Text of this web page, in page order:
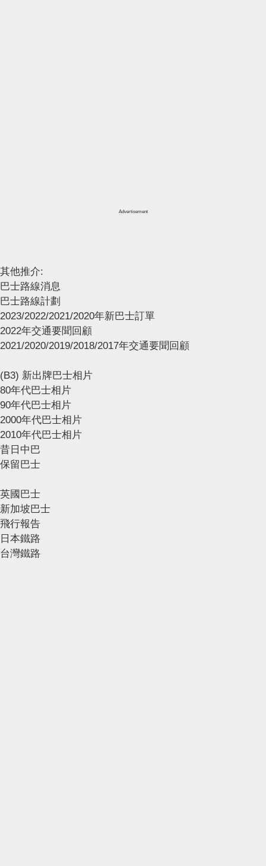
Advertisement
其他推介:
巴士路線消息
巴士路線計劃
2023/2022/2021/2020年新巴士訂單
2022年交通要聞回顧
2021/2020/2019/2018/2017年交通要聞回顧
(B3) 新出牌巴士相片
80年代巴士相片
90年代巴士相片
2000年代巴士相片
2010年代巴士相片
昔日中巴
保留巴士
英國巴士
新加坡巴士
飛行報告
日本鐵路
台灣鐵路